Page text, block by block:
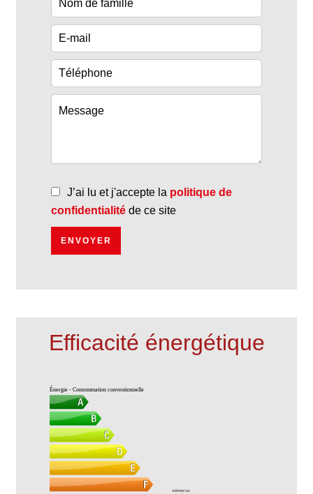
J’ai lu et j'accepte la politique de
confidentialité de ce site
ENVOYER
Efficacité énergétique
Énergie - Consommation conventionnelle
kWh/m².an